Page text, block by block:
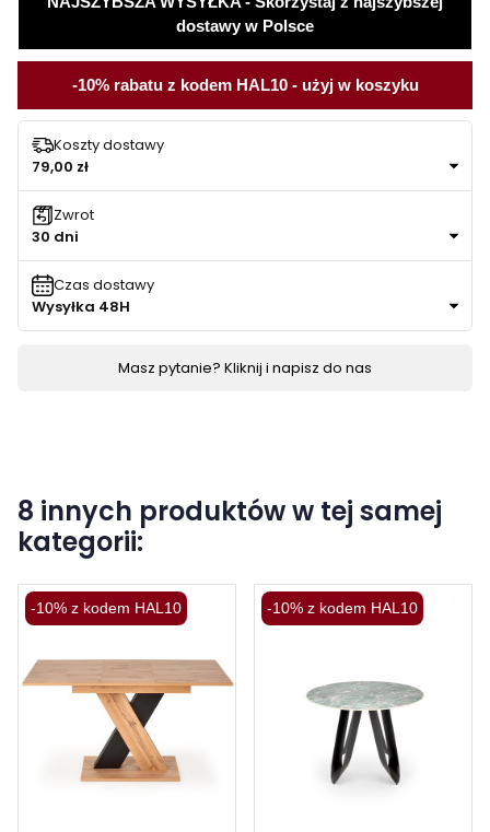
dostawy w Polsce
-10% rabatu z kodem HAL10 - użyj w koszyku
Koszty dostawy
79,00 zł
Zwrot
30 dni
Czas dostawy
Wysyłka 48H
Masz pytanie? Kliknij i napisz do nas
8 innych produktów w tej samej
kategorii:
-10% z kodem HAL10 -10% z kodem HAL10